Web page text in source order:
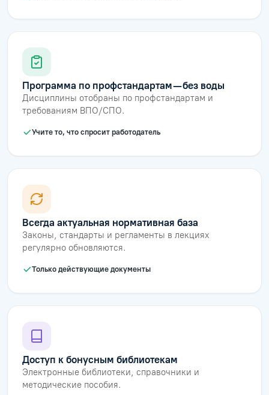
Программа по профстандартам — без воды
Дисциплины отобраны по профстандартам и
требованиям ВПО/СПО.
Учите то, что спросит работодатель
Всегда актуальная нормативная база
Законы, стандарты и регламенты в лекциях
регулярно обновляются.
Только действующие документы
Доступ к бонусным библиотекам
Электронные библиотеки, справочники и
методические пособия.